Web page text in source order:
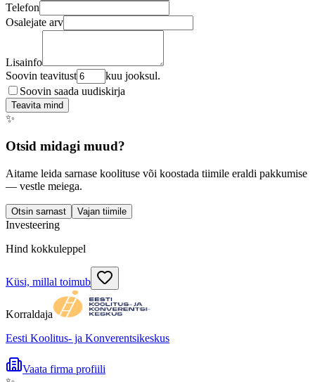
Telefon
Osalejate arv
Lisainfo
Soovin teavitust
kuu jooksul.
Soovin saada uudiskirja
Teavita mind
✨
Otsid midagi muud?
Aitame leida sarnase koolituse või koostada tiimile eraldi pakkumise
— vestle meiega.
Otsin sarnast Vajan tiimile
Investeering
Hind kokkuleppel
Küsi, millal toimub
Korraldaja
Eesti Koolitus- ja Konverentsikeskus
Vaata firma profiili